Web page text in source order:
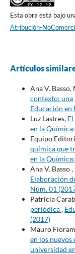
Esta obra está bajo
Atribución-
Artículos
Ana V.
contexto: una
Educación en
Luz Lastres,
en la
Equipo
química que
en la
Ana V. Basso
Elaboración
Núm. 01
Patricia
periódica,
(2017)
Mauro
en los nuevos
universidad